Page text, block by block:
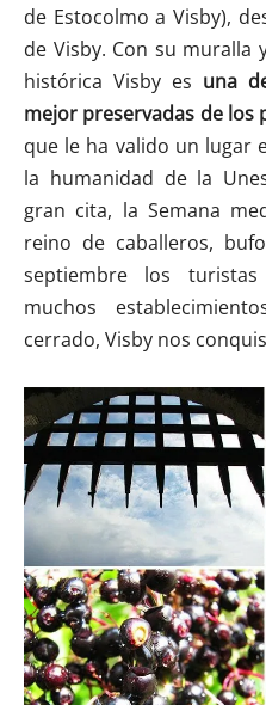
de Estocolmo a Visby),
de Visby. Con su muralla
histórica Visby es una
mejor preservadas de los
que le ha valido un lugar
la humanidad de la
gran cita, la Semana
reino de caballeros,
septiembre los
muchos
cerrado, Visby nos